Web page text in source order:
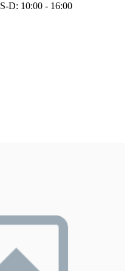
S-D: 10:00 - 16:00